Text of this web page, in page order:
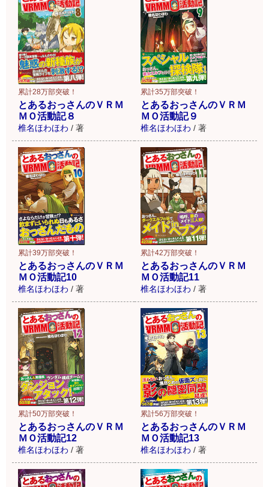
累計28万部突破！
とあるおっさんのＶＲＭ
ＭＯ活動記８
椎名ほわほわ / 著
累計35万部突破！
とあるおっさんのＶＲＭ
ＭＯ活動記９
椎名ほわほわ / 著
累計39万部突破！
とあるおっさんのＶＲＭ
ＭＯ活動記10
椎名ほわほわ / 著
累計42万部突破！
とあるおっさんのＶＲＭ
ＭＯ活動記11
椎名ほわほわ / 著
累計50万部突破！
とあるおっさんのＶＲＭ
ＭＯ活動記12
椎名ほわほわ / 著
累計56万部突破！
とあるおっさんのＶＲＭ
ＭＯ活動記13
椎名ほわほわ / 著